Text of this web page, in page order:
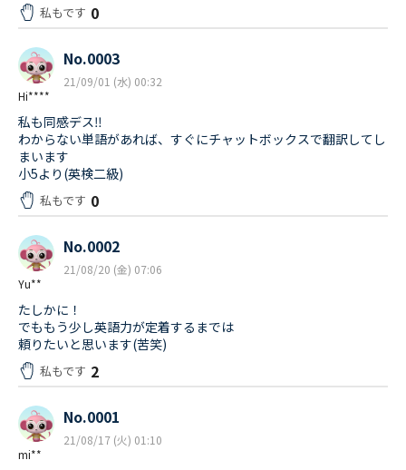
私もです 0
Hi****
No.0003
21/09/01 (水) 00:32
私も同感デス‼︎
わからない単語があれば、すぐにチャットボックスで翻訳してし
まいます
小5より(英検二級)
私もです 0
Yu**
No.0002
21/08/20 (金) 07:06
たしかに！
でももう少し英語力が定着するまでは
頼りたいと思います(苦笑)
私もです 2
mi**
No.0001
21/08/17 (火) 01:10